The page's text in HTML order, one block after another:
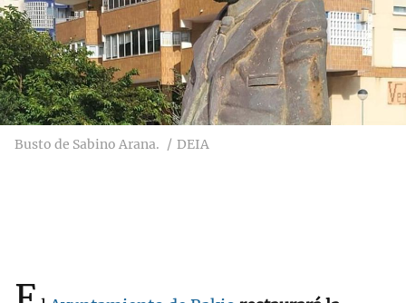
Busto de Sabino Arana. DEIA